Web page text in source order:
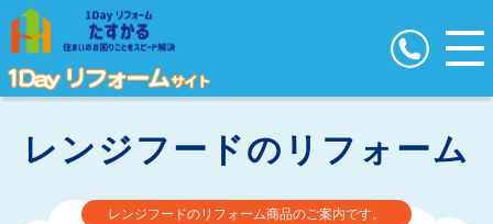
レンジフードのリフォーム
レンジフードのリフォーム商品のご案内です。